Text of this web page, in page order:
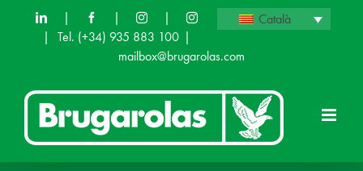
Català
| |
|
|
Tel. (+34) 935 883 100 |
mailbox@brugarolas.com